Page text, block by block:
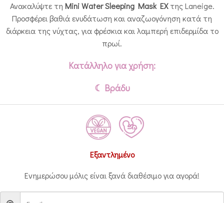
Ανακαλύψτε τη Mini Water Sleeping Mask EXτης Laneige.
Προσφέρει βαθιά ενυδάτωση και αναζωογόνηση κατά τη
διάρκεια της νύχτας, για φρέσκια και λαμπερή επιδερμίδα το
πρωί.
Κατάλληλο για χρήση:
☾ Βράδυ
Εξαντλημένο
Ενημερώσου μόλις είναι ξανά διαθέσιμο για αγορά!